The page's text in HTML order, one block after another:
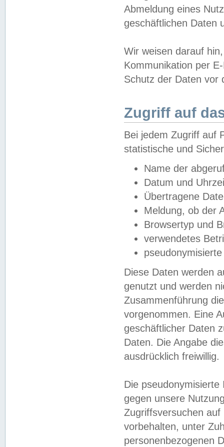
Abmeldung eines
geschäftlichen Daten
Wir weisen darauf
Kommunikation per
Schutz der Daten vor
Zugriff auf
Bei jedem Zugriff auf
statistische und
Name der
Datum und
Übertragene
Meldung, ob der
Browsertyp und
verwendetes
Diese Daten werden
genutzt und werden
Zusammenführung
vorgenommen. Eine
geschäftlicher Daten
Daten. Die Angabe
ausdrücklich freiwillig.
Die
gegen unsere
Zugriffsversuchen
vorbehalten, unter
personenbezogenen